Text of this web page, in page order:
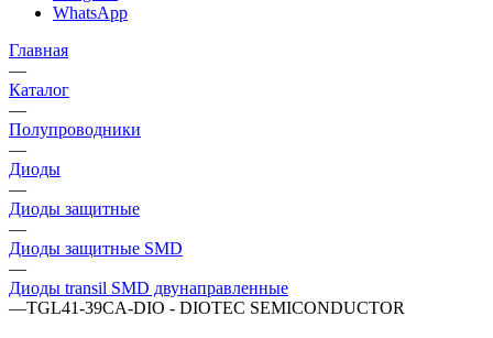
WhatsApp
Главная
—
Каталог
—
Полупроводники
—
Диоды
—
Диоды защитные
—
Диоды защитные SMD
—
Диоды transil SMD двунаправленные
—TGL41-39CA-DIO - DIOTEC SEMICONDUCTOR